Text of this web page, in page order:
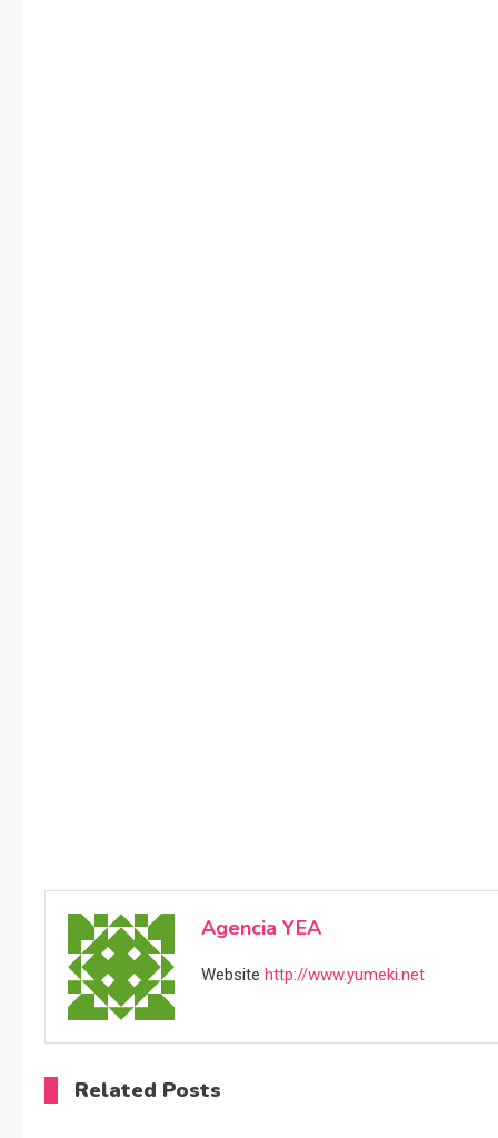
Agencia YEA
Website http://www.yumeki.net
Related Posts